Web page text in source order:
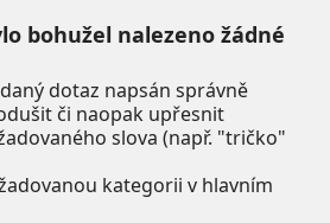
bohužel nalezeno žádné
dotaz napsán správně
či naopak upřesnit
slova (např. "tričko"
kategorii v hlavním